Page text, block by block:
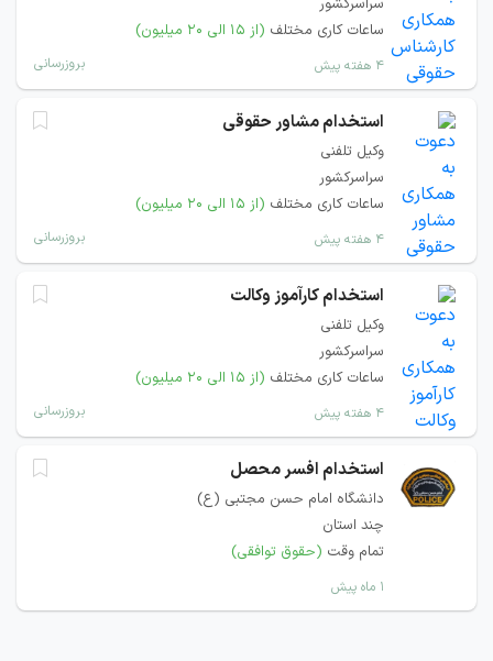
سراسرکشور
ساعات کاری مختلف (از ۱۵ الی ۲۰ میلیون)
۴ هفته پیش بروزرسانی
استخدام مشاور حقوقی
وکیل تلفنی
سراسرکشور
ساعات کاری مختلف (از ۱۵ الی ۲۰ میلیون)
۴ هفته پیش بروزرسانی
استخدام کارآموز وکالت
وکیل تلفنی
سراسرکشور
ساعات کاری مختلف (از ۱۵ الی ۲۰ میلیون)
۴ هفته پیش بروزرسانی
استخدام افسر محصل
دانشگاه امام حسن مجتبی (ع)
چند استان
تمام وقت (حقوق توافقی)
۱ ماه پیش